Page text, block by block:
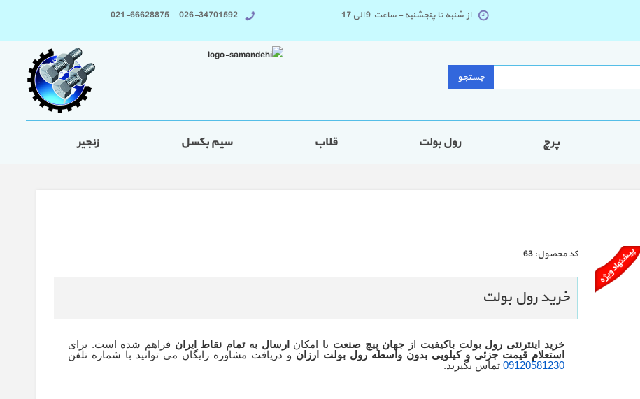
026-34701592 021-66628875 از شنبه تا پنجشنبه - ساعت 9 الی 17
جستجو
پرچ رول بولت قلاب سیم بکسل زنجیر
كد محصول:63
خرید رول بولت
خرید اینترنتی رول بولت باکیفیت از جهان پیچ صنعت با امکان ارسال به تمام نقاط ایران فراهم شده است. برای
استعلام قیمت جزئی و کیلویی بدون واسطه رول بولت ارزان و دریافت مشاوره رایگان می توانید با شماره تلفن
09120581230 تماس بگیرید.